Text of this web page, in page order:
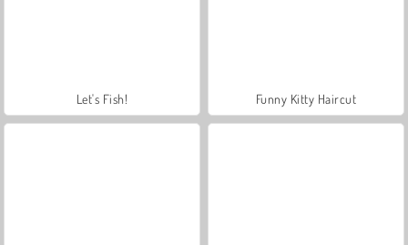
Let's Fish! Funny Kitty Haircut